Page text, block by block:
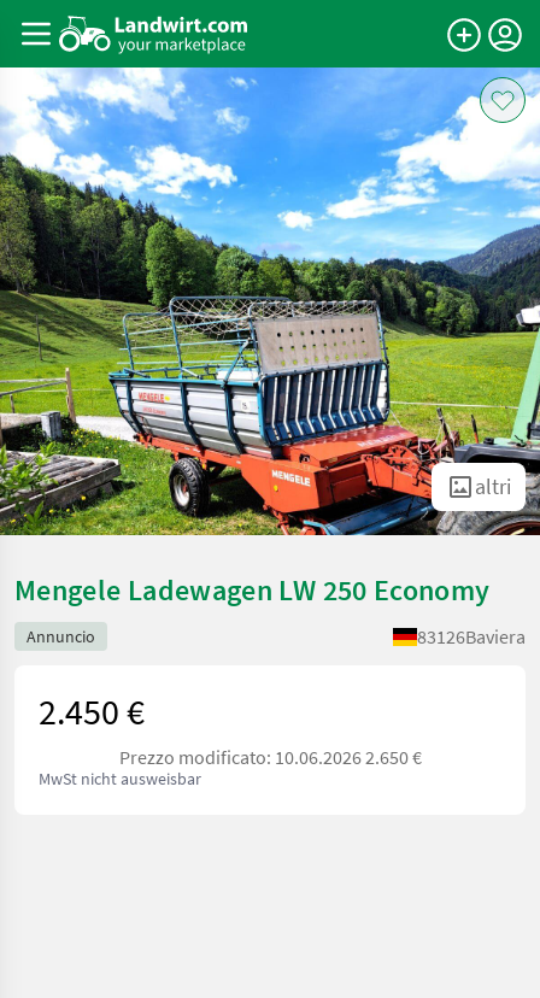
altri
Mengele Ladewagen LW 250 Economy
Annuncio 83126Baviera
2.450 €
Prezzo modificato: 10.06.2026 2.650 €
MwSt nicht ausweisbar